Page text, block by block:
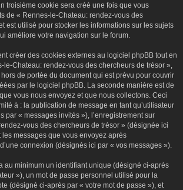
troisième cookie sera créé une fois que vous
de « Rennes-le-Chateau: rendez-vous des
est utilisé pour stocker les informations sur les sujets
améliore votre navigation sur le forum.
créer des cookies externes au logiciel phpBB tout en
le-Chateau: rendez-vous des chercheurs de trésor »,
de portée du document qui est prévu pour couvrir
par le logiciel phpBB. La seconde manière est de
vous nous envoyez et que nous collectons. Ceci
à : la publication de message en tant qu’utilisateur
par « messages invités »), l’enregistrement sur
vous des chercheurs de trésor » (désignée ici
les messages que vous envoyez après
connexion (désignés ici par « vos messages »).
au minimum un identifiant unique (désigné ci-après
»), un mot de passe personnel utilisé pour la
(désigné ci-après par « votre mot de passe »), et